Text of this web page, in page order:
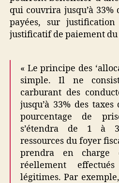
qui couvrira jusqu’à
payées, sur
justificatif de paiement
« Le principe des
simple. Il ne
carburant des
jusqu’à 33% des
pourcentage de
s’étendra de 1 à
ressources du foyer
prendra en charge
réellement
légitimes. Par